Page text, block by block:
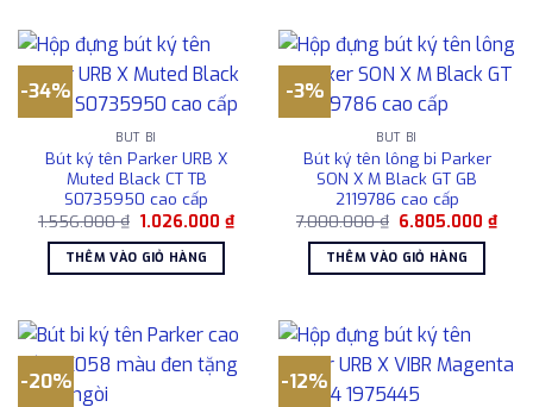
-34%
BÚT BI
Bút ký tên Parker URB X
Muted Black CT TB
S0735950 cao cấp
1.556.000₫ Giá
là:
1.556.000 ₫.
1.026.000₫Giá
hiện
1.026.000 ₫.
THÊM VÀO GIỎ HÀNG
-3%
BÚT BI
Bút ký tên lông bi Parker
SON X M Black GT GB
2119786 cao cấp
7.000.000₫ Giá
là:
7.000.000 ₫.
6.805.000₫Giá
hiện
THÊM VÀO GIỎ HÀNG
-20% -12%